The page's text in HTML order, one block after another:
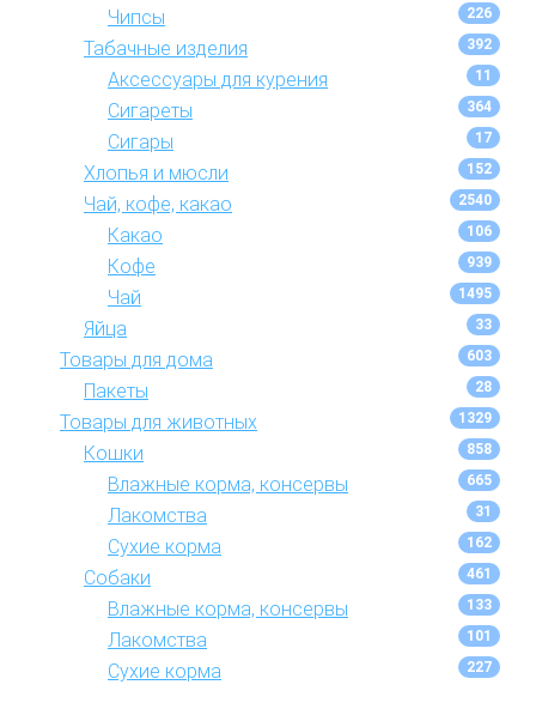
Чипсы 226
Табачные изделия 392
Аксессуары для курения 11
Сигареты 364
Сигары 17
Хлопья и мюсли 152
Чай, кофе, какао 2540
Какао 106
Кофе 939
Чай 1495
Яйца 33
Товары для дома 603
Пакеты 28
Товары для животных 1329
Кошки 858
Влажные корма, консервы 665
Лакомства 31
Сухие корма 162
Собаки 461
Влажные корма, консервы 133
Лакомства 101
Сухие корма 227